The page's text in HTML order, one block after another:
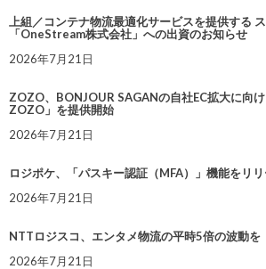
上組／コンテナ物流最適化サービスを提供する
「OneStream株式会社」への出資のお知らせ
2026年7月21日
ZOZO、BONJOUR SAGANの自社EC拡大に向
ZOZO」を提供開始
2026年7月21日
ロジポケ、「パスキー認証（MFA）」機能をリ
2026年7月21日
NTTロジスコ、エンタメ物流の平時5倍の波動
2026年7月21日